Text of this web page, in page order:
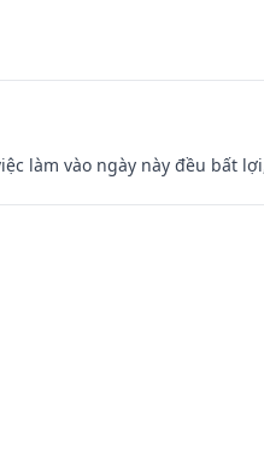
làm vào ngày này đều bất